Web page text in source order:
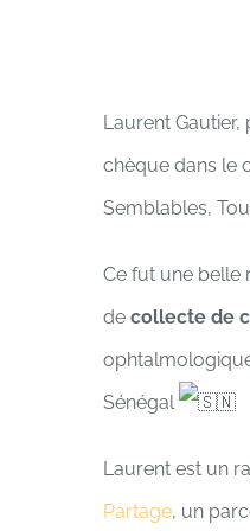
Laurent Gautier,
chèque dans le
Semblables,
Ce fut une belle
de collecte de
Sénégal
Laurent est un
Partage, un